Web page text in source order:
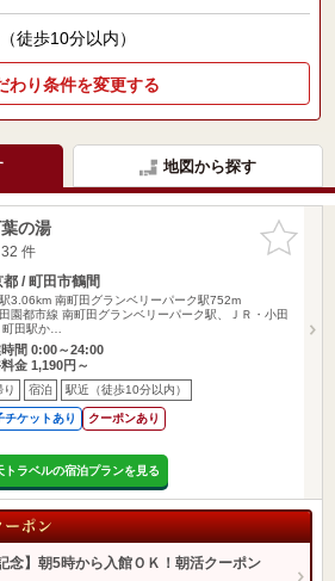
徒歩10分以内）
わり条件を変更する
地図から探す
お気に入
りに追加
の湯
件
都 / 町田市鶴間
3.06km 南町田グランベリーパーク駅752m
園都市線 南町田グランベリーパーク駅、ＪＲ・小田
田駅か…
間 0:00～24:00
料金 1,190円～
り 宿泊 駅近（徒歩10分以内）
チケットあり クーポンあり
トラベルの宿泊プランを見る
念】朝5時から入館ＯＫ！朝活クーポン